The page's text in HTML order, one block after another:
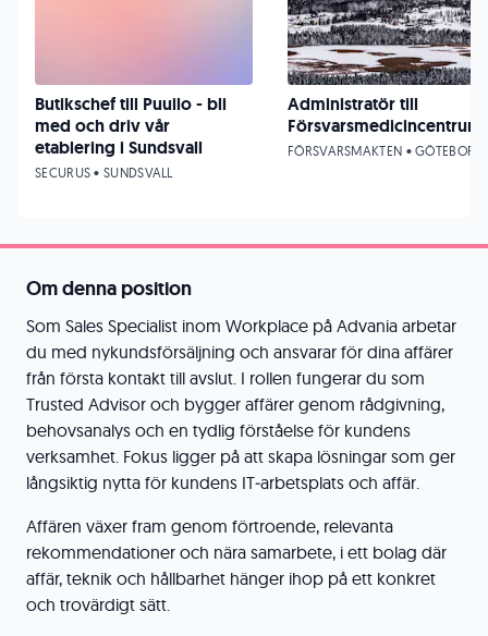
Om denna position
Som Sales Specialist inom Workplace på Advania arbetar
du med nykundsförsäljning och ansvarar för dina affärer
från första kontakt till avslut. I rollen fungerar du som
Trusted Advisor och bygger affärer genom rådgivning,
behovsanalys och en tydlig förståelse för kundens
verksamhet. Fokus ligger på att skapa lösningar som ger
långsiktig nytta för kundens IT‑arbetsplats och affär.
Affären växer fram genom förtroende, relevanta
rekommendationer och nära samarbete, i ett bolag där
affär, teknik och hållbarhet hänger ihop på ett konkret
och trovärdigt sätt.
Butikschef till Puuilo - bli
med och driv vår
etablering i Sundsvall
SECURUS • SUNDSVALL
Administratör till
Försvarsmedicincentrum
FÖRSVARSMAKTEN • GÖTEBORG